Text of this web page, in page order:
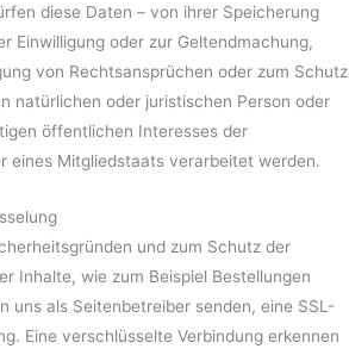
diese Daten – von ihrer Speicherung
Einwilligung oder zur Geltendmachung,
von Rechtsansprüchen oder zum Schutz
natürlichen oder juristischen Person oder
öffentlichen Interesses der
eines Mitgliedstaats verarbeitet werden.
und zum Schutz der
Inhalte, wie zum Beispiel Bestellungen
uns als Seitenbetreiber senden, eine SSL-
Eine verschlüsselte Verbindung erkennen